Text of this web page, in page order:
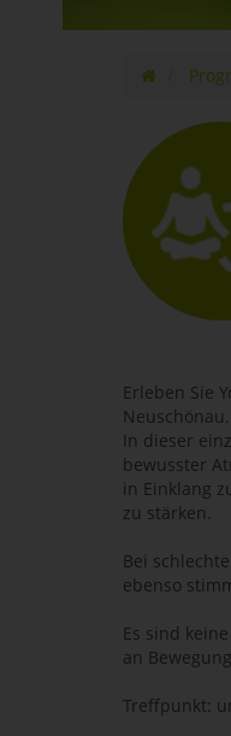
Erleben Sie
Neuschönau.
In dieser
bewusster
in Einklang
zu stärken.
Bei
ebenso
Es sind
an
Treffpunkt: